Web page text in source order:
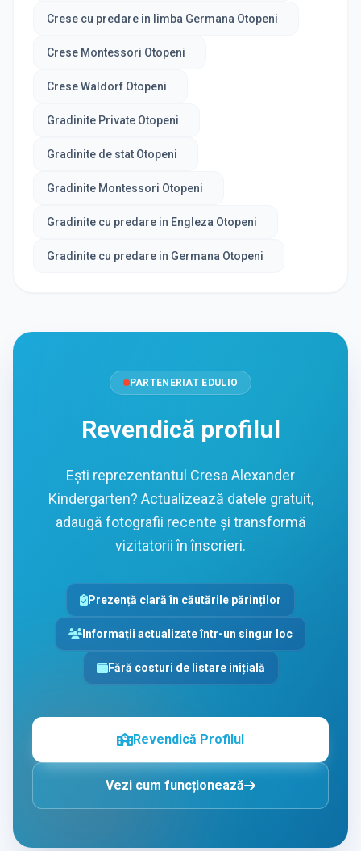
Crese cu predare in limba Germana Otopeni
Crese Montessori Otopeni
Crese Waldorf Otopeni
Gradinite Private Otopeni
Gradinite de stat Otopeni
Gradinite Montessori Otopeni
Gradinite cu predare in Engleza Otopeni
Gradinite cu predare in Germana Otopeni
PARTENERIAT EDULIO
Revendică profilul
Ești reprezentantul Cresa Alexander
Kindergarten? Actualizează datele gratuit,
adaugă fotografii recente și transformă
vizitatorii în înscrieri.
Prezență clară în căutările părinților
Informații actualizate într-un singur loc
Fără costuri de listare inițială
Revendică Profilul
Vezi cum funcționează